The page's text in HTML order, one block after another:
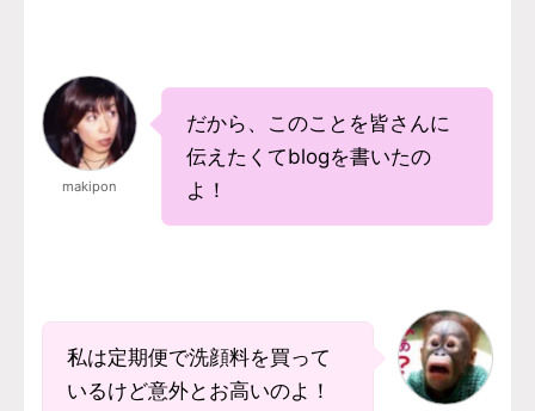
makipon
だから、このことを皆さんに
伝えたくてblogを書いたの
よ！
私は定期便で洗顔料を買って
いるけど意外とお高いのよ！